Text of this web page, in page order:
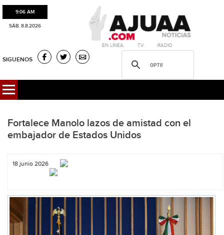
9:06 AM
SÁB. 8.8.2026
·EN LÍNEA. ·T.V. ·RADIO
SIGUENOS
Fortalece Manolo lazos de amistad con el
embajador de Estados Unidos
18 junio 2026